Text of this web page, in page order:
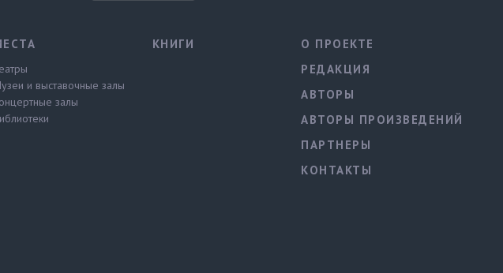
и выставочные залы
залы
КНИГИ
О ПРОЕКТЕ
РЕДАКЦИЯ
АВТОРЫ
АВТОРЫ ПРОИЗВЕДЕНИЙ
ПАРТНЕРЫ
КОНТАКТЫ